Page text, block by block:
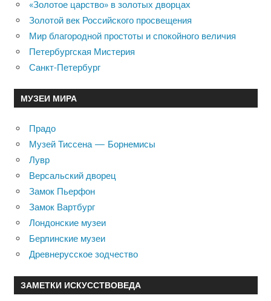
«Золотое царство» в золотых дворцах
Золотой век Российского просвещения
Мир благородной простоты и спокойного величия
Петербургская Мистерия
Санкт-Петербург
МУЗЕИ МИРА
Прадо
Музей Тиссена — Борнемисы
Лувр
Версальский дворец
Замок Пьерфон
Замок Вартбург
Лондонские музеи
Берлинские музеи
Древнерусское зодчество
ЗАМЕТКИ ИСКУССТВОВЕДА